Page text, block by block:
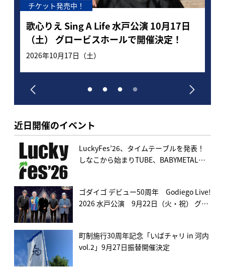
LuckyFes’26、タイムテーブルを発表！し
なこから始まりTUBE、BABYMETAL、
FLOWを経て湘南乃風でフィナーレ！日本
8月8日（土）、9日（日）、10日（月）、11日（火
チケット一般発売中！
近日開催のイベント
LuckyFes’26、タイムテーブルを発表！
しなこから始まりTUBE、BABYMETAL、
へ。一般販売も開始！
ゴダイゴ デビュー50周年 Godiego Live!
2026 水戸公演 9月22日（火・祝） グロ
町制施行30周年記念「いばチャリ in 河内
vol.2」9月27日振替開催決定